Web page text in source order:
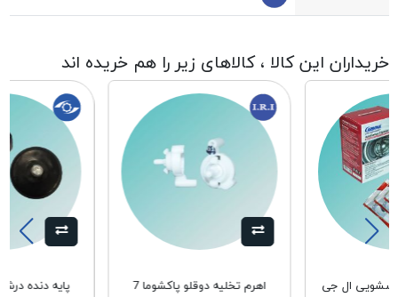
خریداران این کالا ، کالاهای زیر را هم خریده اند
ال جی
اهرم تخلیه دوقلو پاکشوما 7
پایه دنده